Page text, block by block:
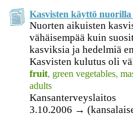
Kasvisten käyttö
Nuorten aikuisten
vähäisempää kuin
kasviksia ja hedelmiä
Kasvisten kulutus oli
fruit, green vegetables,
adults
Kansanterveyslaitos
3.10.2006 →